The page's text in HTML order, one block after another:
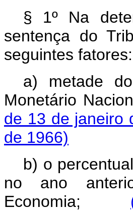
§ 1º Na
sentença do
seguintes
a) metade
Monetário
de 13 de janeiro
de 1966)
b) o
no ano
Economia;